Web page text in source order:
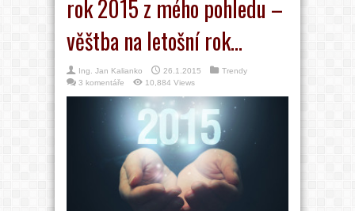
rok 2015 z mého pohledu –
věštba na letošní rok…
Ing. Jan Kalianko 26.1.2015
Trendy
3 komentáře
10,884 Views